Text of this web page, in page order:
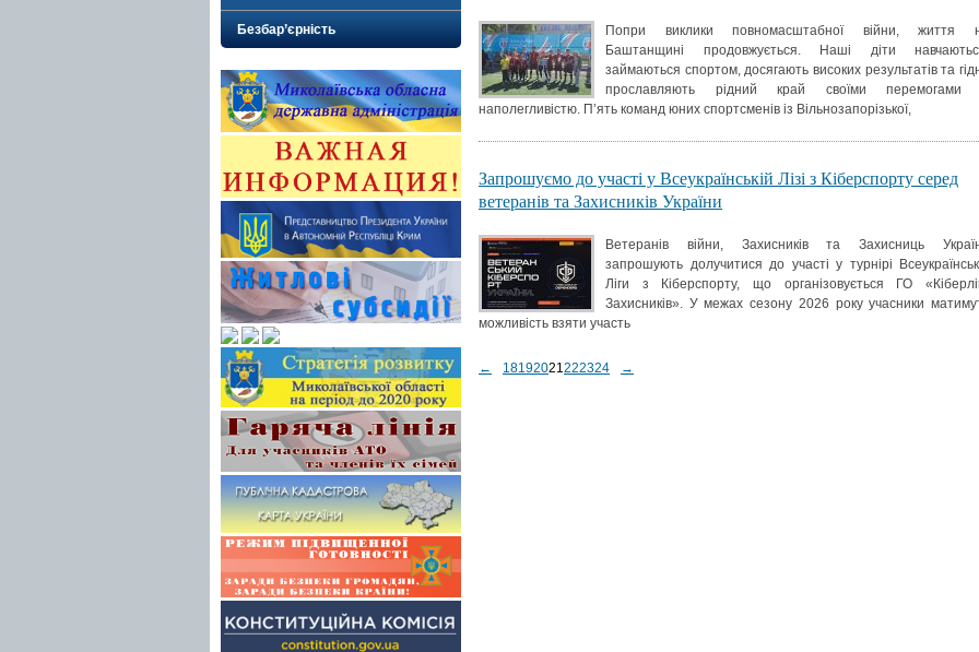
Безбар’єрність
Попри виклики повномасштабної війни, життя
Баштанщині продовжується. Наші діти
займаються спортом, досягають високих результатів та
прославляють рідний край своїми перемогами
наполегливістю. П’ять команд юних спортсменів із Вільнозапорізької,
Запрошуємо до участі у Всеукраїнській Лізі з Кіберспорту серед
ветеранів та Захисників України
Ветеранів війни, Захисників та Захисниць
запрошують долучитися до участі у турнірі
Ліги з Кіберспорту, що організовується ГО
Захисників». У межах сезону 2026 року учасники
можливість взяти участь
← 18192021222324 →